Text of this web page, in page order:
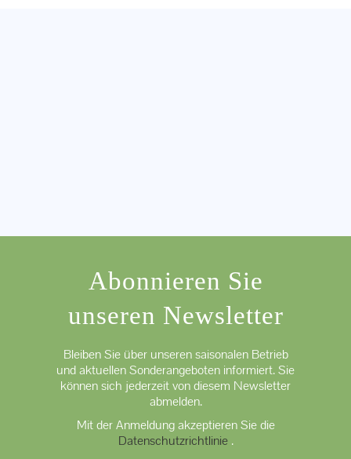
Abonnieren Sie
unseren Newsletter
Bleiben Sie über unseren saisonalen Betrieb
und aktuellen Sonderangeboten informiert. Sie
können sich jederzeit von diesem Newsletter
abmelden.
Mit der Anmeldung akzeptieren Sie die
Datenschutzrichtlinie .